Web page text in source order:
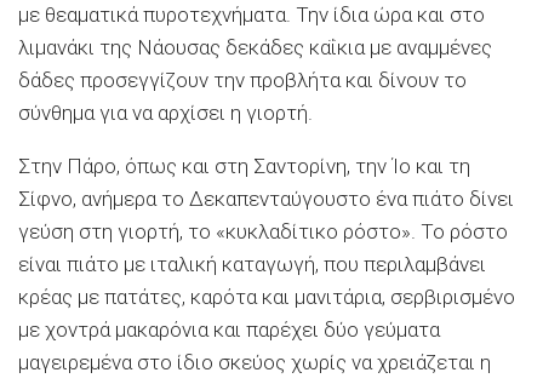
με θεαματικά πυροτεχνήματα. Την ίδια ώρα και στο
λιμανάκι της Νάουσας δεκάδες καΐκια με αναμμένες
δάδες προσεγγίζουν την προβλήτα και δίνουν το
σύνθημα για να αρχίσει η γιορτή.
Στην Πάρο, όπως και στη Σαντορίνη, την Ίο και τη
Σίφνο, ανήμερα το Δεκαπενταύγουστο ένα πιάτο δίνει
γεύση στη γιορτή, το «κυκλαδίτικο ρόστο». Το ρόστο
είναι πιάτο με ιταλική καταγωγή, που περιλαμβάνει
κρέας με πατάτες, καρότα και μανιτάρια, σερβιρισμένο
με χοντρά μακαρόνια και παρέχει δύο γεύματα
μαγειρεμένα στο ίδιο σκεύος χωρίς να χρειάζεται η